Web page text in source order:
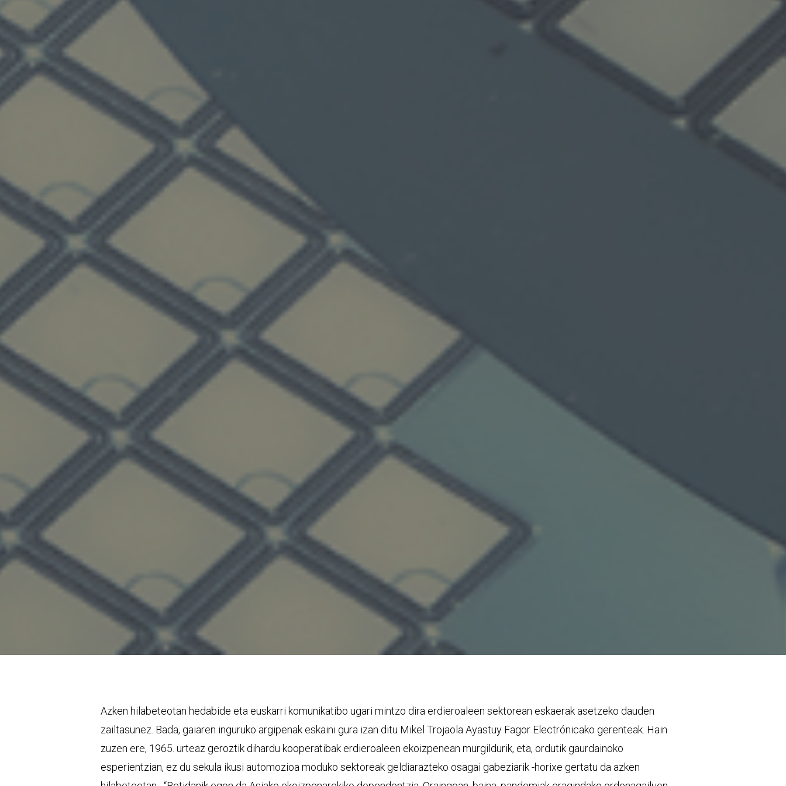
Azken hilabeteotan hedabide eta euskarri komunikatibo ugari mintzo dira erdieroaleen sektorean eskaerak asetzeko dauden
zailtasunez. Bada, gaiaren inguruko argipenak eskaini gura izan ditu Mikel Trojaola Ayastuy Fagor Electrónicako gerenteak. Hain
zuzen ere, 1965. urteaz geroztik dihardu kooperatibak erdieroaleen ekoizpenean murgildurik, eta, ordutik gaurdainoko
esperientzian, ez du sekula ikusi automozioa moduko sektoreak geldiarazteko osagai gabeziarik -horixe gertatu da azken